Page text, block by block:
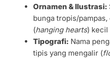
Ornamen & Ilustrasi:
bunga tropis/
(hanging hearts) kecil
Tipografi: Nama
tipis yang mengalir (